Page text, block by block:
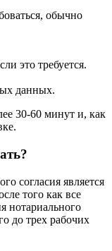
обычно
это требуется.
данных.
30-60 минут и, как
согласия является
того как все
нотариального
до трех рабочих